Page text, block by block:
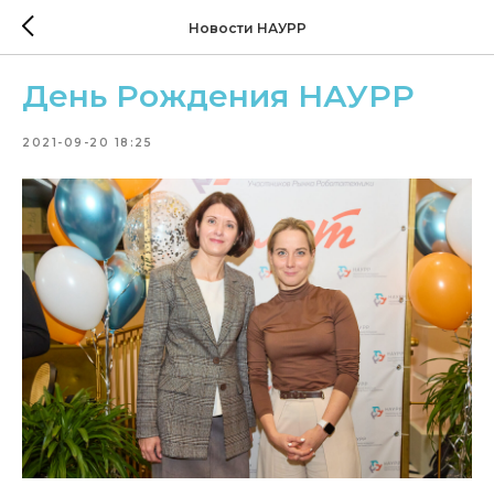
Новости НАУРР
День Рождения НАУРР
2021-09-20 18:25